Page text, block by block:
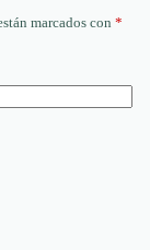
marcados con *